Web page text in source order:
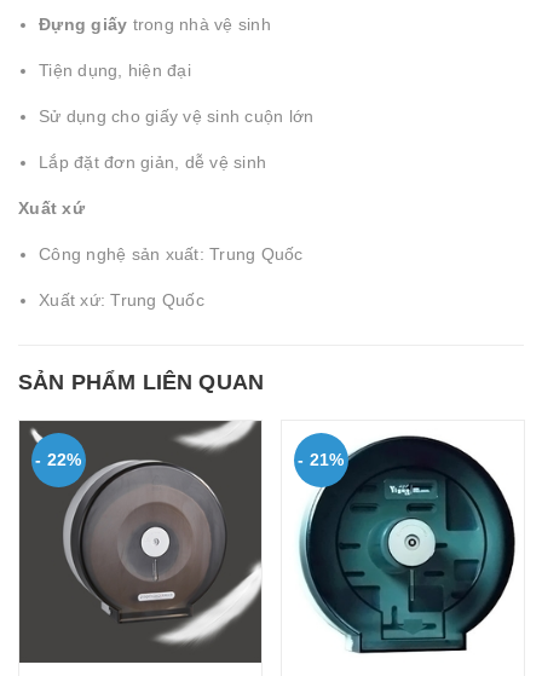
Đựng giấy trong nhà vệ sinh
Tiện dụng, hiện đại
Sử dụng cho giấy vệ sinh cuộn lớn
Lắp đặt đơn giản, dễ vệ sinh
Xuất xứ
Công nghệ sản xuất: Trung Quốc
Xuất xứ: Trung Quốc
SẢN PHẨM LIÊN QUAN
- 22% - 21%